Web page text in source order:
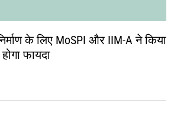
के लिए MoSPI और IIM-A ने किया
फायदा